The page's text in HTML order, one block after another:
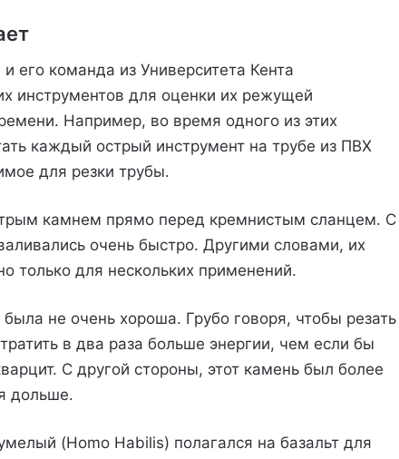
его команда из Университета Кента
инструментов для оценки их режущей
Например, во время одного из этих
каждый острый инструмент на трубе из ПВХ
для резки трубы.
камнем прямо перед кремнистым сланцем. С
очень быстро. Другими словами, их
только для нескольких применений.
не очень хороша. Грубо говоря, чтобы резать
в два раза больше энергии, чем если бы
С другой стороны, этот камень был более
дольше.
(Homo Habilis) полагался на базальт для